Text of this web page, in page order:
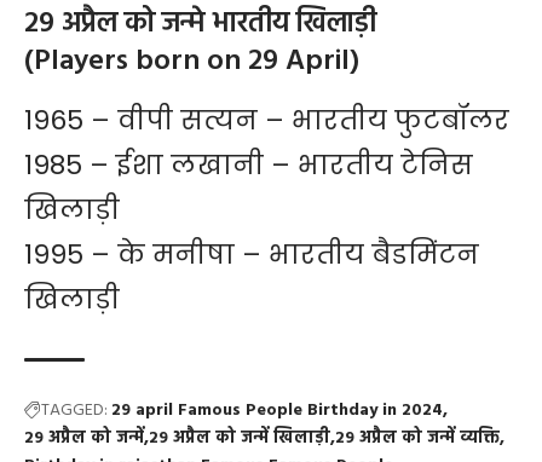
29 अप्रैल को जन्मे भारतीय खिलाड़ी
(Players born on 29 April)
1965 – वीपी सत्यन – भारतीय फुटबॉलर
1985 – ईशा लखानी – भारतीय टेनिस
खिलाड़ी
1995 – के मनीषा – भारतीय बैडमिंटन
खिलाड़ी
TAGGED: 29 april Famous People Birthday in 2024
29 अप्रैल को जन्में 29 अप्रैल को जन्में खिलाड़ी 29 अप्रैल को जन्में व्यक्ति